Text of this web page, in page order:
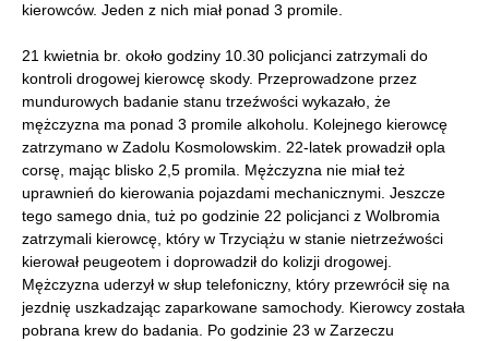
kierowców. Jeden z nich miał ponad 3 promile.
21 kwietnia br. około godziny 10.30 policjanci zatrzymali do
kontroli drogowej kierowcę skody. Przeprowadzone przez
mundurowych badanie stanu trzeźwości wykazało, że
mężczyzna ma ponad 3 promile alkoholu. Kolejnego kierowcę
zatrzymano w Zadolu Kosmolowskim. 22-latek prowadził opla
corsę, mając blisko 2,5 promila. Mężczyzna nie miał też
uprawnień do kierowania pojazdami mechanicznymi. Jeszcze
tego samego dnia, tuż po godzinie 22 policjanci z Wolbromia
zatrzymali kierowcę, który w Trzyciążu w stanie nietrzeźwości
kierował peugeotem i doprowadził do kolizji drogowej.
Mężczyzna uderzył w słup telefoniczny, który przewrócił się na
jezdnię uszkadzając zaparkowane samochody. Kierowcy została
pobrana krew do badania. Po godzinie 23 w Zarzeczu